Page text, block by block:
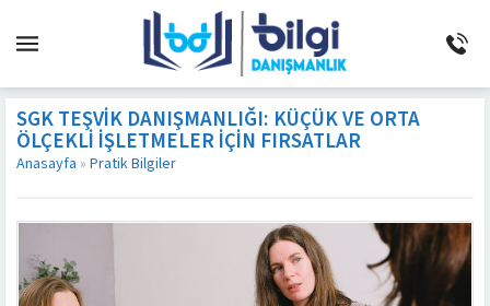
SGK TEŞVIK DANIŞMANLIĞI: KÜÇÜK VE ORTA
ÖLÇEKLI İŞLETMELER İÇIN FIRSATLAR
Anasayfa » Pratik Bilgiler